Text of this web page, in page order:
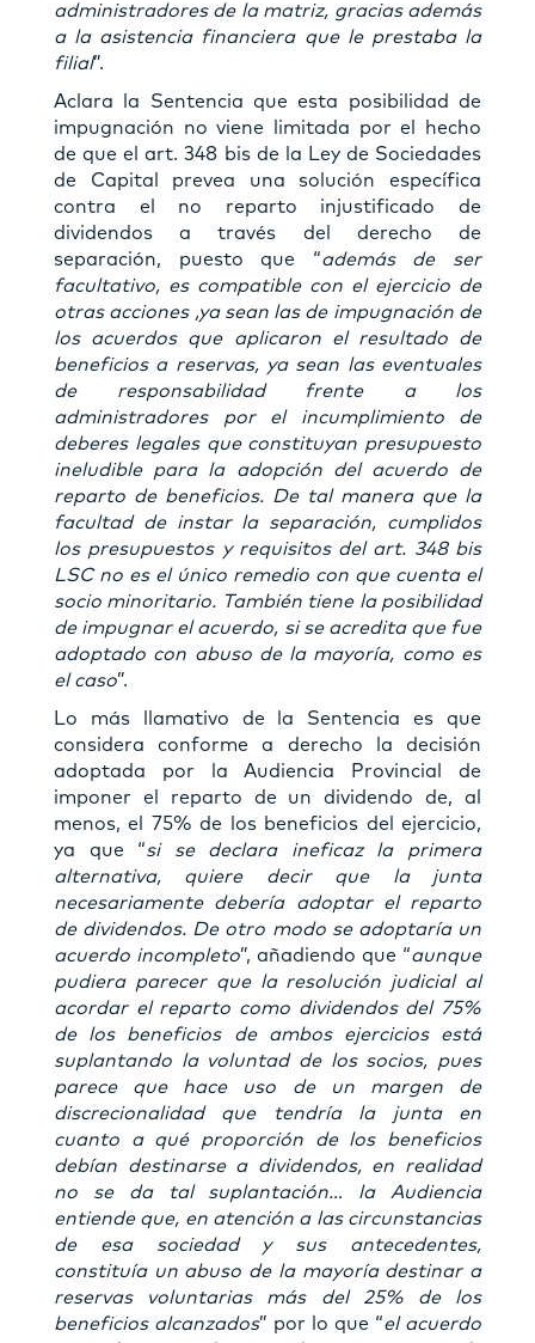
administradores de la matriz, gracias además
a la asistencia financiera que le prestaba la
filial”.
Aclara la Sentencia que esta posibilidad de
impugnación no viene limitada por el hecho
de que el art. 348 bis de la Ley de Sociedades
de Capital prevea una solución específica
contra el no reparto injustificado de
dividendos a través del derecho de
separación, puesto que “además de ser
facultativo, es compatible con el ejercicio de
otras acciones ,ya sean las de impugnación de
los acuerdos que aplicaron el resultado de
beneficios a reservas, ya sean las eventuales
de responsabilidad frente a los
administradores por el incumplimiento de
deberes legales que constituyan presupuesto
ineludible para la adopción del acuerdo de
reparto de beneficios. De tal manera que la
facultad de instar la separación, cumplidos
los presupuestos y requisitos del art. 348 bis
LSC no es el único remedio con que cuenta el
socio minoritario. También tiene la posibilidad
de impugnar el acuerdo, si se acredita que fue
adoptado con abuso de la mayoría, como es
el caso”.
Lo más llamativo de la Sentencia es que
considera conforme a derecho la decisión
adoptada por la Audiencia Provincial de
imponer el reparto de un dividendo de, al
menos, el 75% de los beneficios del ejercicio,
ya que “si se declara ineficaz la primera
alternativa, quiere decir que la junta
necesariamente debería adoptar el reparto
de dividendos. De otro modo se adoptaría un
acuerdo incompleto”, añadiendo que “aunque
pudiera parecer que la resolución judicial al
acordar el reparto como dividendos del 75%
de los beneficios de ambos ejercicios está
suplantando la voluntad de los socios, pues
parece que hace uso de un margen de
discrecionalidad que tendría la junta en
cuanto a qué proporción de los beneficios
debían destinarse a dividendos, en realidad
no se da tal suplantación… la Audiencia
entiende que, en atención a las circunstancias
de esa sociedad y sus antecedentes,
constituía un abuso de la mayoría destinar a
reservas voluntarias más del 25% de los
beneficios alcanzados” por lo que “el acuerdo